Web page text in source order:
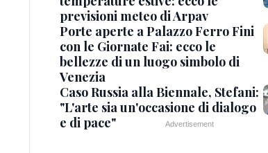
previsioni meteo di Arpav
Porte aperte a Palazzo Ferro Fini
con le Giornate Fai: ecco le
bellezze di un luogo simbolo di
Venezia
Caso Russia alla Biennale, Stefani:
"L'arte sia un'occasione di dialogo
e di pace"